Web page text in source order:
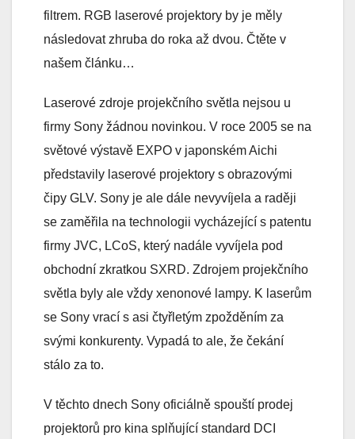
filtrem. RGB laserové projektory by je měly
následovat zhruba do roka až dvou. Čtěte v
našem článku…
Laserové zdroje projekčního světla nejsou u
firmy Sony žádnou novinkou. V roce 2005 se na
světové výstavě EXPO v japonském Aichi
představily laserové projektory s obrazovými
čipy GLV. Sony je ale dále nevyvíjela a raději
se zaměřila na technologii vycházející s patentu
firmy JVC, LCoS, který nadále vyvíjela pod
obchodní zkratkou SXRD. Zdrojem projekčního
světla byly ale vždy xenonové lampy. K laserům
se Sony vrací s asi čtyřletým zpožděním za
svými konkurenty. Vypadá to ale, že čekání
stálo za to.
V těchto dnech Sony oficiálně spouští prodej
projektorů pro kina splňující standard DCI